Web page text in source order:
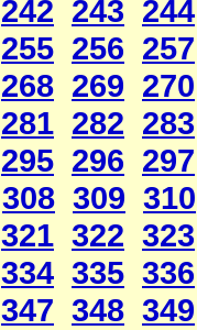
242 243 244
255 256 257
268 269 270
281 282 283
295 296 297
308 309 310
321 322 323
334 335 336
347 348 349